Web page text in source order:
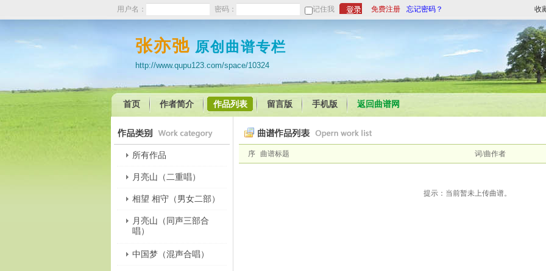
用户名： 密码： 记住我 免费注册 忘记密码？ 收
张亦弛 原创曲谱专栏
http://www.qupu123.com/space/10324
首页 作者简介 作品列表 留言版 手机版 返回曲谱网
序 曲谱标题 词/曲作者
提示：当前暂未上传曲谱。
所有作品
月亮山（二重唱）
相望 相守（男女二部）
月亮山（同声三部合
唱）
中国梦（混声合唱）